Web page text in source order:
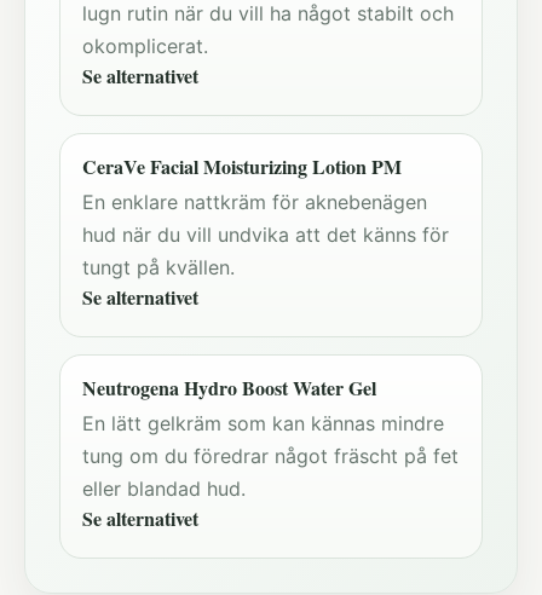
lugn rutin när du vill ha något stabilt och
okomplicerat.
Se alternativet
CeraVe Facial Moisturizing Lotion PM
En enklare nattkräm för aknebenägen
hud när du vill undvika att det känns för
tungt på kvällen.
Se alternativet
Neutrogena Hydro Boost Water Gel
En lätt gelkräm som kan kännas mindre
tung om du föredrar något fräscht på fet
eller blandad hud.
Se alternativet